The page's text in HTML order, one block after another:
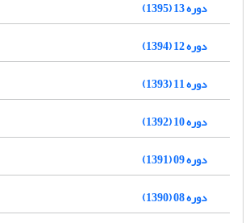
دوره 13 (1395)
دوره 12 (1394)
دوره 11 (1393)
دوره 10 (1392)
دوره 09 (1391)
دوره 08 (1390)